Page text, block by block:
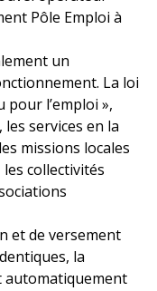
Pôle Emploi à
un
La loi
pour l’emploi »,
services en la
missions locales
collectivités
et de versement
la
automatiquement